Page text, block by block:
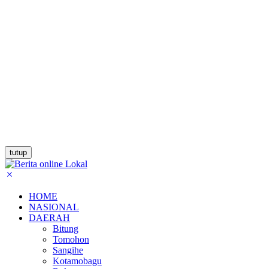
tutup
HOME
NASIONAL
DAERAH
Bitung
Tomohon
Sangihe
Kotamobagu